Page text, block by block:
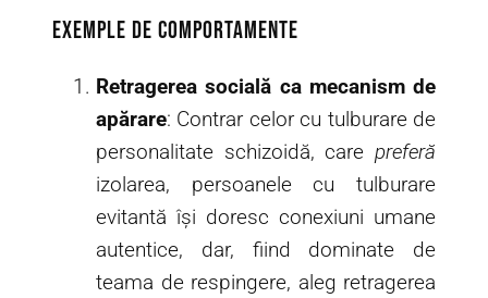
Exemple de comportamente
Retragerea socială ca mecanism de
apărare: Contrar celor cu tulburare de
personalitate schizoidă, care preferă
izolarea, persoanele cu tulburare
evitantă își doresc conexiuni umane
autentice, dar, fiind dominate de
teama de respingere, aleg retragerea